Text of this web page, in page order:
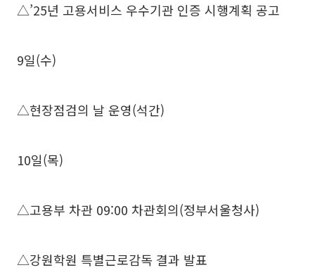
△’25년 고용서비스 우수기관 인증 시행계획 공고
9일(수)
△현장점검의 날 운영(석간)
10일(목)
△고용부 차관 09:00 차관회의(정부서울청사)
△강원학원 특별근로감독 결과 발표